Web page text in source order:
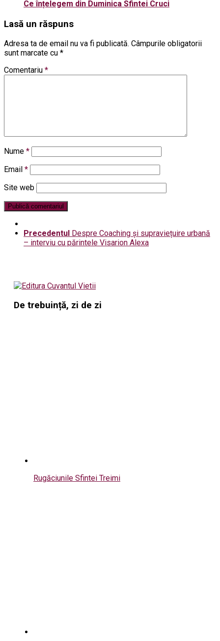
Ce înțelegem din Duminica Sfintei Cruci
Lasă un răspuns
Adresa ta de email nu va fi publicată. Câmpurile obligatorii
sunt marcate cu *
Comentariu *
Nume *
Email *
Site web
Precedentul Despre Coaching și supraviețuire urbană
– interviu cu părintele Visarion Alexa
De trebuință, zi de zi
Rugăciunile Sfintei Treimi